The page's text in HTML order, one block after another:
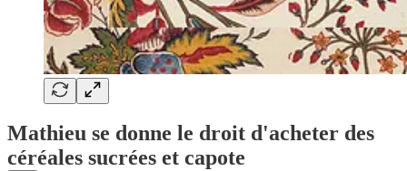
Mathieu se donne le droit d'acheter des
céréales sucrées et capote